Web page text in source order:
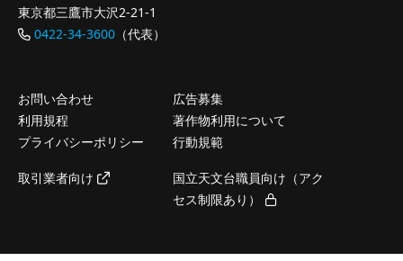
東京都三鷹市大沢2-21-1
0422-34-3600 （代表）
お問い合わせ
広告募集
利用規程
著作物利用について
プライバシーポリシー
行動規範
取引業者向け
国立天文台職員向け（アク
セス制限あり）